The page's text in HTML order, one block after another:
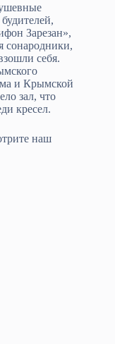
Зарезан»,
сонародники,
себя.
и Крымской
зал, что
кресел.
наш